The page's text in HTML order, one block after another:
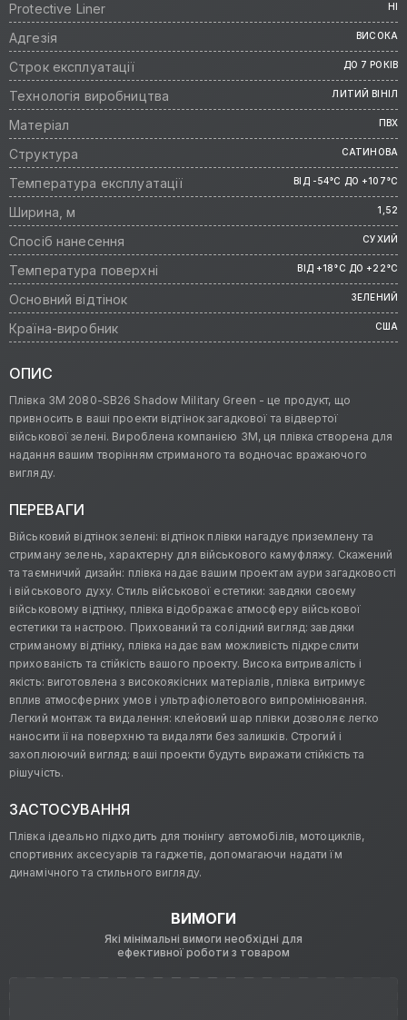
Protective Liner НІ
Адгезія ВИСОКА
Строк експлуатації ДО 7 РОКІВ
Технологія виробництва ЛИТИЙ ВІНІЛ
Матеріал ПВХ
Структура САТИНОВА
Температура експлуатації ВІД -54°C ДО +107°C
Ширина, м 1,52
Спосіб нанесення СУХИЙ
Температура поверхні ВІД +18°C ДО +22°C
Основний відтінок ЗЕЛЕНИЙ
Країна-виробник США
ОПИС
Плівка 3M 2080-SB26 Shadow Military Green - це продукт, що
привносить в ваші проекти відтінок загадкової та відвертої
військової зелені. Вироблена компанією 3M, ця плівка створена для
надання вашим творінням стриманого та водночас вражаючого
вигляду.
ПЕРЕВАГИ
Військовий відтінок зелені: відтінок плівки нагадує приземлену та
стриману зелень, характерну для військового камуфляжу. Скажений
та таємничий дизайн: плівка надає вашим проектам аури загадковості
і військового духу. Стиль військової естетики: завдяки своєму
військовому відтінку, плівка відображає атмосферу військової
естетики та настрою. Прихований та солідний вигляд: завдяки
стриманому відтінку, плівка надає вам можливість підкреслити
прихованість та стійкість вашого проекту. Висока витривалість і
якість: виготовлена з високоякісних матеріалів, плівка витримує
вплив атмосферних умов і ультрафіолетового випромінювання.
Легкий монтаж та видалення: клейовий шар плівки дозволяє легко
наносити її на поверхню та видаляти без залишків. Строгий і
захоплюючий вигляд: ваші проекти будуть виражати стійкість та
рішучість.
ЗАСТОСУВАННЯ
Плівка ідеально підходить для тюнінгу автомобілів, мотоциклів,
спортивних аксесуарів та гаджетів, допомагаючи надати їм
динамічного та стильного вигляду.
ВИМОГИ
Які мінімальні вимоги необхідні для
ефективної роботи з товаром